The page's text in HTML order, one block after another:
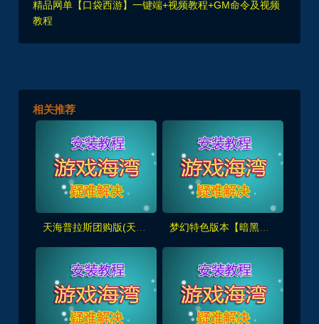
精品网单【口袋西游】一键端+视频教程+GM命令及视频
教程
相关推荐
天海普拉斯团购版(天元第四版),仿官复古互通端,一键组队+带全套源码+局域外网教程 梦幻特色版本【暗黑西游】暗黑副本-大陆-神器-称号等众多新鲜玩法，带全套源码及外网架设教程